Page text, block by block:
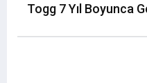
Togg 7 Yıl Boyunca